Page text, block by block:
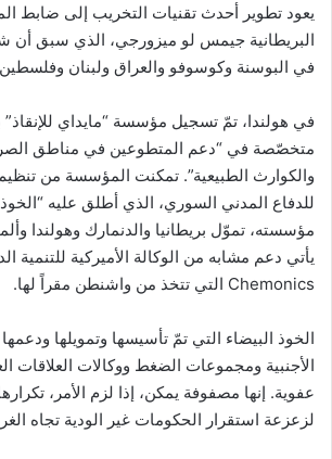
يعود تطوير أحدث تقنيات التخريب إلى ضابط
البريطانية جيمس لو ميزورجي، الذي سبق أن
في البوسنة وكوسوفو والعراق ولبنان
في هولندا، تمّ تسجيل مؤسسة “مايداي
متخصّصة في “دعم المتطوعين في مناطق
والكوارث الطبيعية”. تمكنت المؤسسة من
للدفاع المدني السوري، الذي أطلق عليه
مؤسسته، تموّل بريطانيا والدنمارك وهولندا
يأتي دعم مشابه من الوكالة الأميركية للتنمية
Chemonics التي تتخذ من واشنطن مقراً لها.
الخوذ البيضاء التي تمّ تأسيسها وتمويلها
الأجنبية ومجموعات الضغط ووكالات العلاقات
عفوية. إنها مصفوفة يمكن، إذا لزم الأمر،
لزعزعة استقرار الحكومات غير الودية تجاه